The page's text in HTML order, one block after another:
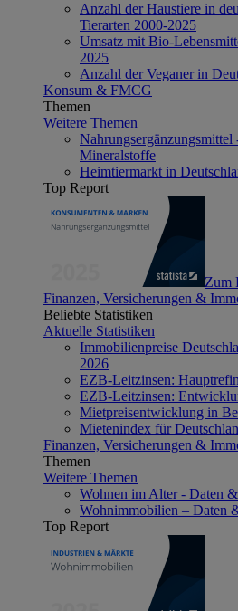
Anzahl der Haustiere in
Tierarten 2000-2025
Umsatz mit Bio-
2025
Anzahl der Veganer in
Konsum & FMCG
Themen
Weitere Themen
Mineralstoffe
Heimtiermarkt in
Top Report
Zum
Finanzen, Versicherungen &
Beliebte Statistiken
Aktuelle Statistiken
Immobilienpreise
2026
EZB-Leitzinsen:
EZB-Leitzinsen:
Mietpreisentwicklung in
Mietenindex für
Finanzen, Versicherungen &
Themen
Weitere Themen
Wohnen im Alter - Daten
Wohnimmobilien – Daten
Top Report